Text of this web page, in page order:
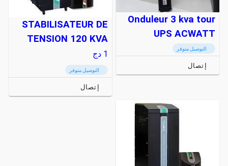
Onduleur 3 kva tour
UPS ACWATT
التوصيل متوفر
إتصال
STABILISATEUR DE
TENSION 120 KVA
1 دج
التوصيل متوفر
إتصال